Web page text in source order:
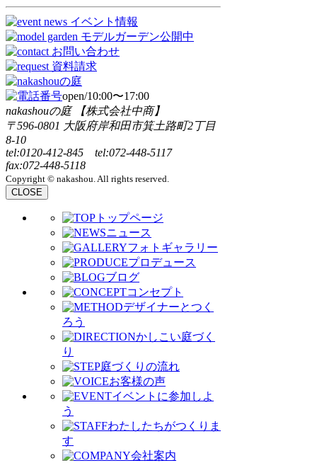
open/10:00〜17:00
nakashouの庭 【株式会社中商】
〒596-0801 大阪府岸和田市箕土路町2丁目
8-10
tel:0120-412-845 tel:072-448-5117
fax:072-448-5118
Copyright © nakashou. All rights reserved.
CLOSE
トップページ
ニュース
フォトギャラリー
プロデュース
ブログ
コンセプト
デザイナーとつく
ろう
かしこい庭づく
り
庭づくりの流れ
お客様の声
イベントに参加しよ
う
わたしたちがつくりま
す
会社案内